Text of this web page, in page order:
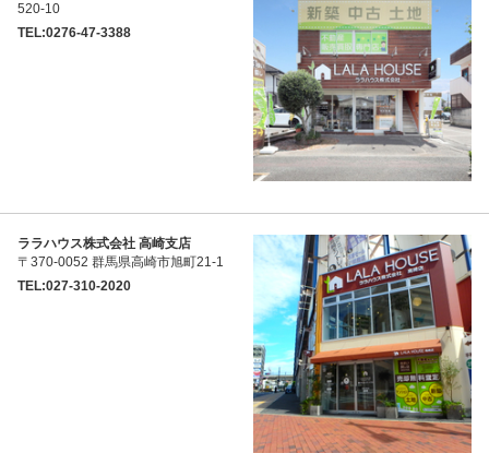
520-10
TEL:0276-47-3388
ララハウス株式会社 高崎支店
〒370-0052 群馬県高崎市旭町21-1
TEL:027-310-2020